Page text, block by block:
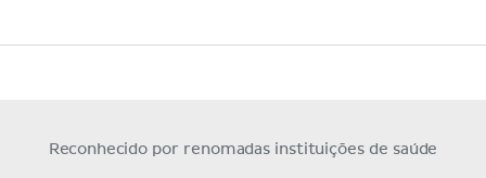
Reconhecido por renomadas instituições de saúde